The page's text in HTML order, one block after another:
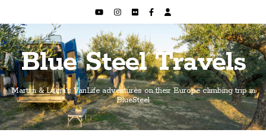
Blue Steel Travels
Martijn & Lucia's VanLife adventures on their Europe climbing trip in
BlueSteel